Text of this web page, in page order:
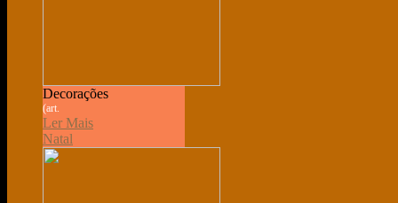
Decorações
(art.
Ler Mais
Natal